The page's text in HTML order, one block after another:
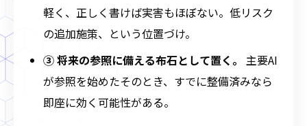
軽く、正しく書けば実害もほぼない。低リスク
の追加施策、という位置づけ。
③ 将来の参照に備える布石として置く。
主要AI
が参照を始めたそのとき、すでに整備済みなら
即座に効く可能性がある。